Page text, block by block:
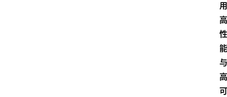
用
高
性
能
与
高
可